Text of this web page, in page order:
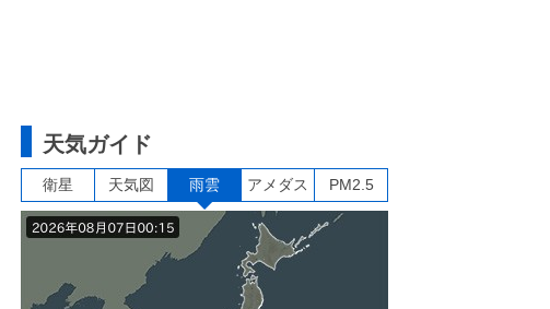
天気ガイド
衛星 天気図 雨雲 アメダス PM2.5